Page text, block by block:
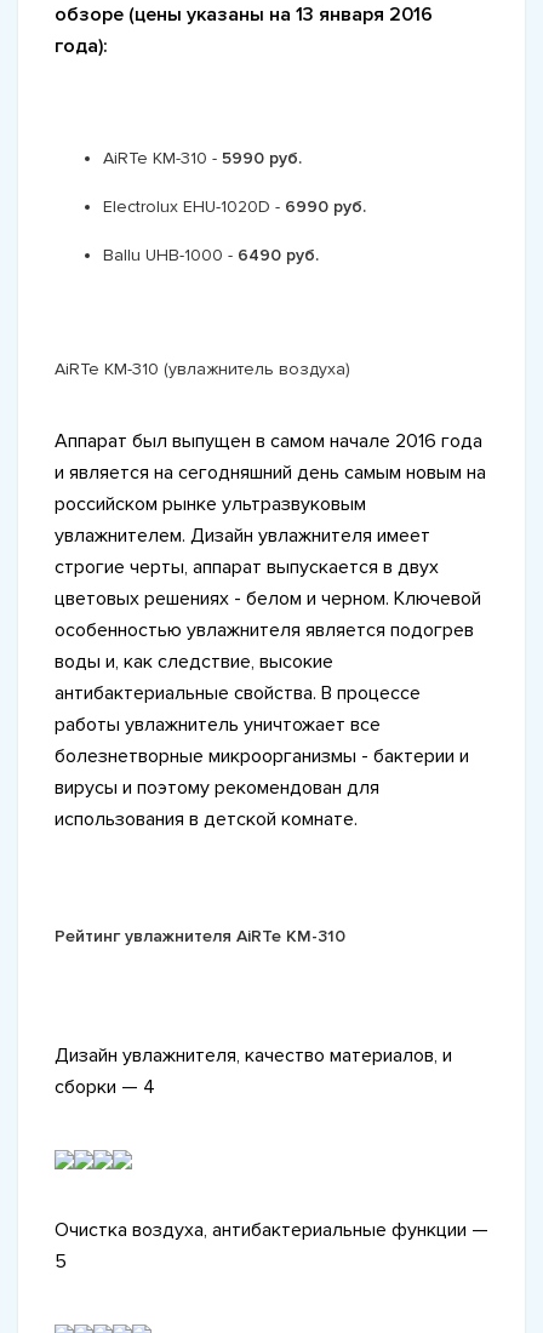
обзоре (цены указаны на 13 января 2016
года):
AiRTe KM-310 - 5990 руб.
Electrolux EHU-1020D - 6990 руб.
Ballu UHB-1000 - 6490 руб.
AiRTe KM-310 (увлажнитель воздуха)
Аппарат был выпущен в самом начале 2016 года
и является на сегодняшний день самым новым на
российском рынке ультразвуковым
увлажнителем. Дизайн увлажнителя имеет
строгие черты, аппарат выпускается в двух
цветовых решениях - белом и черном. Ключевой
особенностью увлажнителя является подогрев
воды и, как следствие, высокие
антибактериальные свойства. В процессе
работы увлажнитель уничтожает все
болезнетворные микроорганизмы - бактерии и
вирусы и поэтому рекомендован для
использования в детской комнате.
Рейтинг увлажнителя AiRTe KM-310
Дизайн увлажнителя, качество материалов, и
сборки — 4
Очистка воздуха, антибактериальные функции —
5